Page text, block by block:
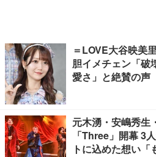
＝LOVE大谷映美
胆イメチェン「破
愛さ」と絶賛の声
元木湧・安嶋秀生
「Three」開幕 3
トに込めた想い